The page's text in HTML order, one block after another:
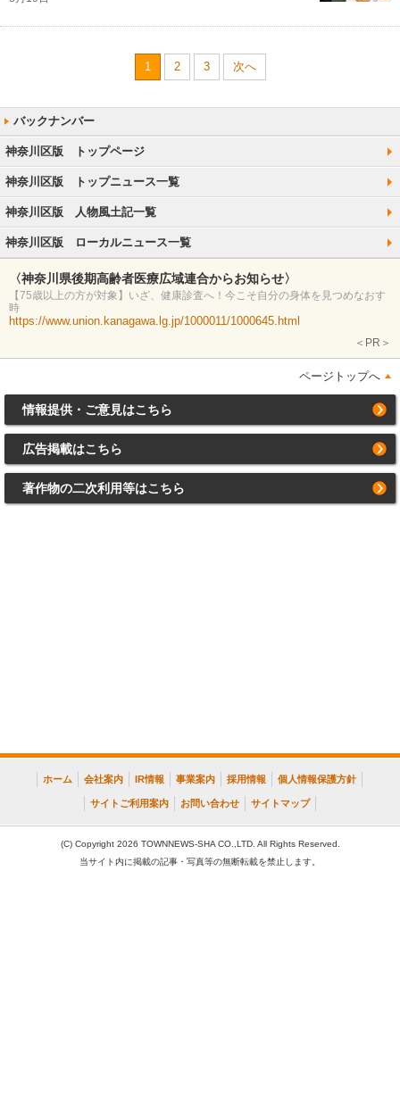
1 2 3 次へ
神奈川区版 トップページ
神奈川区版 トップニュース一覧
神奈川区版 人物風土記一覧
神奈川区版 ローカルニュース一覧
〈神奈川県後期高齢者医療広域連合からお知らせ〉
【75歳以上の方が対象】いざ、健康診査へ！今こそ自分の身体を見つめなおす
時
https://www.union.kanagawa.lg.jp/1000011/1000645.html
＜PR＞
ページトップへ
情報提供・ご意見はこちら
広告掲載はこちら
著作物の二次利用等はこちら
ホーム 会社案内 IR情報 事業案内 採用情報 個人情報保護方針
サイトご利用案内 お問い合わせ サイトマップ
(C) Copyright 2026 TOWNNEWS-SHA CO.,LTD. All Rights Reserved.
当サイト内に掲載の記事・写真等の無断転載を禁止します。